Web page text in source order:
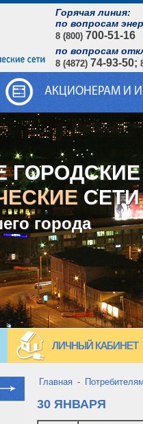
Горячая линия:
по вопросам
8 (800) 700-51-16
по вопросам
8 (4872) 74-93-50;
АКЦИОНЕРАМ И
ГОРОДСКИЕ
СЕТИ
города
ЛИЧНЫЙ КАБИНЕТ
Главная -
30 ЯНВАРЯ